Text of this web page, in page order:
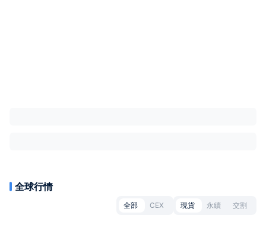
全球行情
全部 CEX 現貨 永續 交割